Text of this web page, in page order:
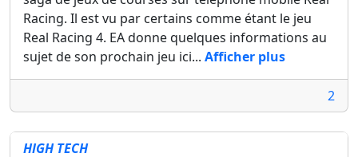
Racing. Il est vu par certains comme étant le jeu
Real Racing 4. EA donne quelques informations au
sujet de son prochain jeu ici... Afficher plus
2
HIGH TECH